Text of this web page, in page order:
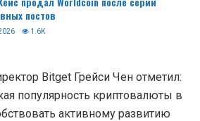
постов
1.6K
Bitget Грейси Чен отметил:
популярность криптовалюты в
активному развитию